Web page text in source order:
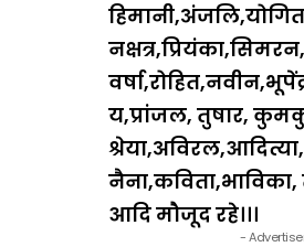
नक्षत्र,प्रियंका,सिमरन,
य,प्रांजल, तुषार,
आदि मौजूद रहे।।।
-